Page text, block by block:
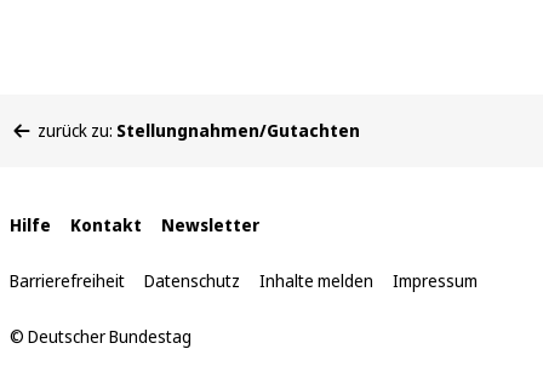
befinden
zurück zu: Stellungnahmen/Gutachten
Interne
Links
Hilfe Kontakt Newsletter
Barrierefreiheit Datenschutz Inhalte melden Impressum
© Deutscher Bundestag